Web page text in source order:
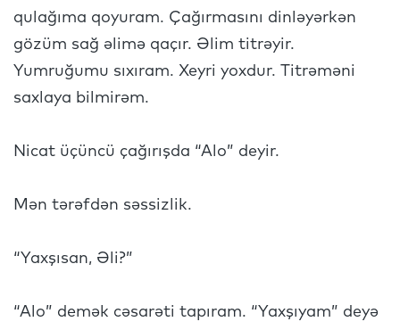
qulağıma qoyuram. Çağırmasını dinləyərkən
gözüm sağ əlimə qaçır. Əlim titrəyir.
Yumruğumu sıxıram. Xeyri yoxdur. Titrəməni
saxlaya bilmirəm.
Nicat üçüncü çağırışda “Alo” deyir.
Mən tərəfdən səssizlik.
“Yaxşısan, Əli?”
“Alo” demək cəsarəti tapıram. “Yaxşıyam” deyə